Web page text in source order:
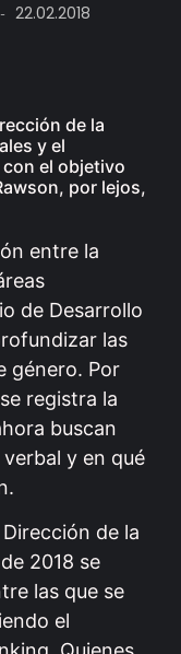
- 22.02.2018
de la
y el
el objetivo
por lejos,
entre la
de Desarrollo
las
género. Por
registra la
buscan
y en qué
de la
2018 se
las que se
el